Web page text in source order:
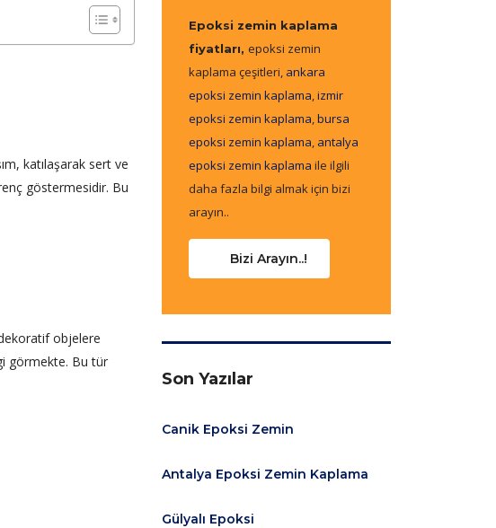
katılaşarak sert ve
göstermesidir. Bu
objelere
görmekte. Bu tür
Epoksi zemin kaplama
fiyatları, epoksi zemin
kaplama çeşitleri, ankara
epoksi zemin kaplama,izmir
epoksi zemin kaplama,bursa
epoksi zemin kaplama, antalya
epoksi zemin kaplama ile ilgili
daha fazla bilgi almak için bizi
arayın..
Bizi Arayın..!
Son Yazılar
Canik Epoksi Zemin
Antalya Epoksi Zemin Kaplama
Gülyalı Epoksi